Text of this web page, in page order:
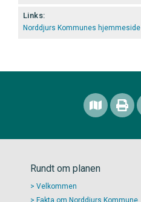
Links:
Norddjurs Kommunes hjemmeside
Rundt om planen
Velkommen
Fakta om Norddjurs Kommune